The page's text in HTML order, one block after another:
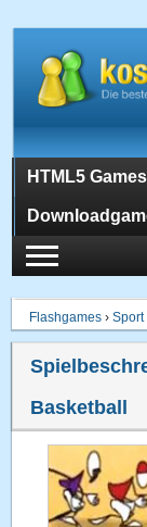
HTML5 Games
Flashgames ›Sport
Basketball